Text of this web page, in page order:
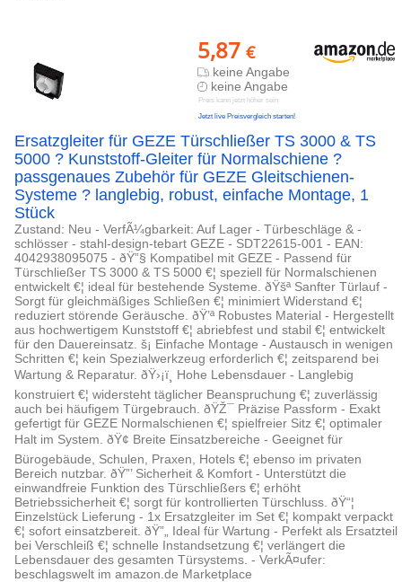
5,87 €
keine Angabe
keine Angabe
Preis kann jetzt höher sein
Jetzt live Preisvergleich starten!
Ersatzgleiter für GEZE Türschließer TS 3000 & TS
5000 ? Kunststoff-Gleiter für Normalschiene ?
passgenaues Zubehör für GEZE Gleitschienen-
Systeme ? langlebig, robust, einfache Montage, 1
Stück
Zustand: Neu - VerfÃ¼gbarkeit: Auf Lager - Türbeschläge & -
schlösser - stahl-design-tebart GEZE - SDT22615-001 - EAN:
4042938095075 - ðŸ”§ Kompatibel mit GEZE - Passend für
Türschließer TS 3000 & TS 5000 €¦ speziell für Normalschienen
entwickelt €¦ ideal für bestehende Systeme. ðŸšª Sanfter Türlauf -
Sorgt für gleichmäßiges Schließen €¦ minimiert Widerstand €¦
reduziert störende Geräusche. ðŸ’ª Robustes Material - Hergestellt
aus hochwertigem Kunststoff €¦ abriebfest und stabil €¦ entwickelt
für den Dauereinsatz. š¡ Einfache Montage - Austausch in wenigen
Schritten €¦ kein Spezialwerkzeug erforderlich €¦ zeitsparend bei
Wartung & Reparatur. ðŸ›¡ï¸ Hohe Lebensdauer - Langlebig
konstruiert €¦ widersteht täglicher Beanspruchung €¦ zuverlässig
auch bei häufigem Türgebrauch. ðŸŽ¯ Präzise Passform - Exakt
gefertigt für GEZE Normalschienen €¦ spielfreier Sitz €¦ optimaler
Halt im System. ðŸ¢ Breite Einsatzbereiche - Geeignet für
Bürogebäude, Schulen, Praxen, Hotels €¦ ebenso im privaten
Bereich nutzbar. ðŸ”’ Sicherheit & Komfort - Unterstützt die
einwandfreie Funktion des Türschließers €¦ erhöht
Betriebssicherheit €¦ sorgt für kontrollierten Türschluss. ðŸ“¦
Einzelstück Lieferung - 1x Ersatzgleiter im Set €¦ kompakt verpackt
€¦ sofort einsatzbereit. ðŸ”„ Ideal für Wartung - Perfekt als Ersatzteil
bei Verschleiß €¦ schnelle Instandsetzung €¦ verlängert die
Lebensdauer des gesamten Türsystems. - VerkÃ¤ufer:
beschlagswelt im amazon.de Marketplace